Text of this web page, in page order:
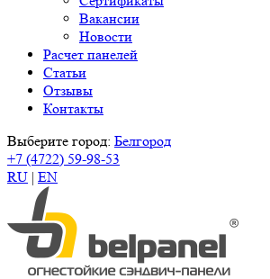
Вакансии
Новости
Расчет панелей
Статьи
Отзывы
Контакты
Выберите город: Белгород
+7 (4722) 59-98-53
RU | EN